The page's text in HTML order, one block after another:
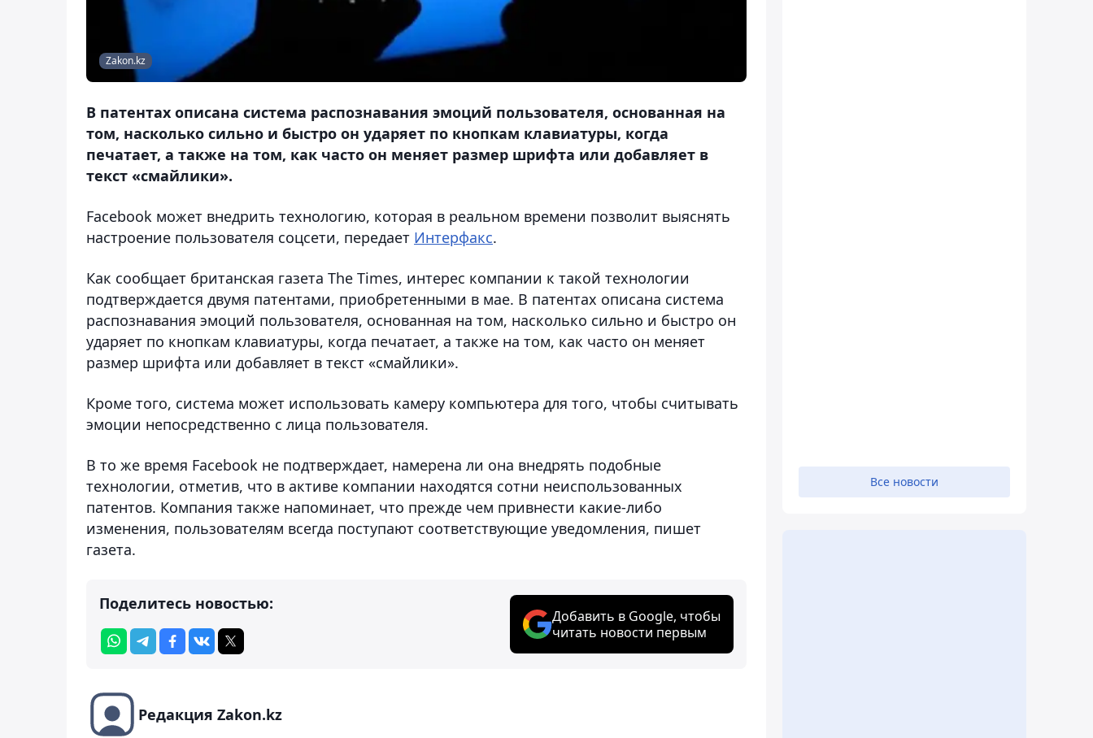
Zakon.kz
В патентах описана система распознавания эмоций пользователя, основанная на
том, насколько сильно и быстро он ударяет по кнопкам клавиатуры, когда
печатает, а также на том, как часто он меняет размер шрифта или добавляет в
текст «смайлики».
Facebook может внедрить технологию, которая в реальном времени позволит выяснять
настроение пользователя соцсети, передает Интерфакс.
Как сообщает британская газета The Times, интерес компании к такой технологии
подтверждается двумя патентами, приобретенными в мае. В патентах описана система
распознавания эмоций пользователя, основанная на том, насколько сильно и быстро он
ударяет по кнопкам клавиатуры, когда печатает, а также на том, как часто он меняет
размер шрифта или добавляет в текст «смайлики».
Кроме того, система может использовать камеру компьютера для того, чтобы считывать
эмоции непосредственно с лица пользователя.
В то же время Facebook не подтверждает, намерена ли она внедрять подобные
технологии, отметив, что в активе компании находятся сотни неиспользованных
патентов. Компания также напоминает, что прежде чем привнести какие-либо
изменения, пользователям всегда поступают соответствующие уведомления, пишет
газета.
Поделитесь новостью:
Добавить в Google, чтобы
читать новости первым
Редакция Zakon.kz
Все новости